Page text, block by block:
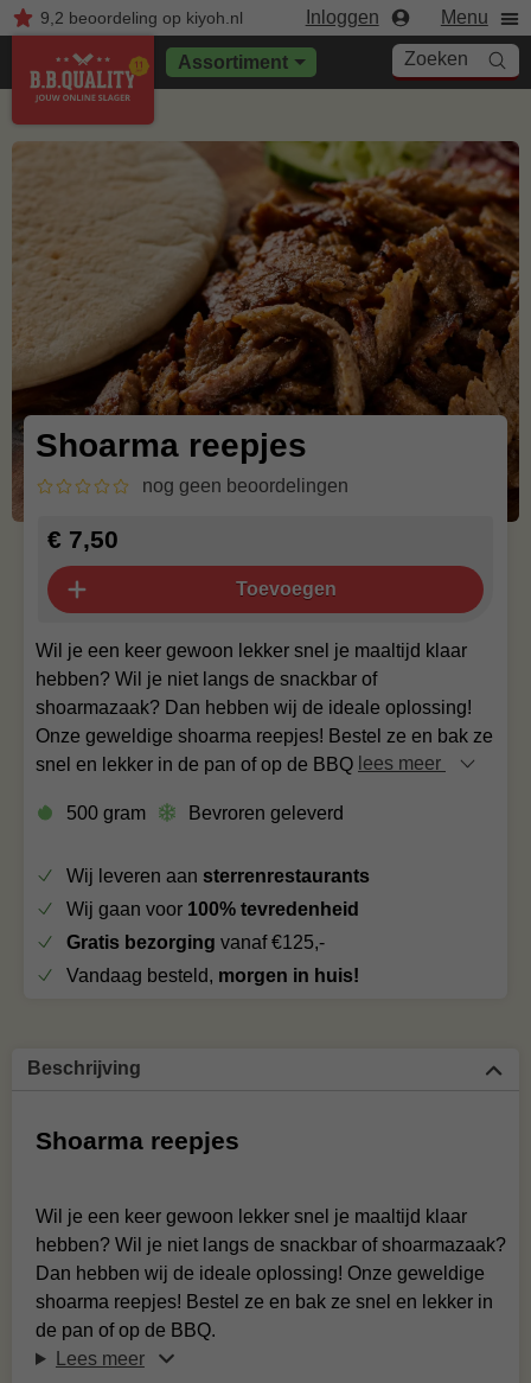
9,2 beoordelingop kiyoh.nl Inloggen Menu
Assortiment Zoeken
Shoarma reepjes
nog geen beoordelingen
Wil je een keer gewoon lekker snel je maaltijd klaar
hebben? Wil je niet langs de snackbar of
shoarmazaak? Dan hebben wij de ideale oplossing!
Onze geweldige shoarma reepjes! Bestel ze en bak ze
snel en lekker in de pan of op de BBQ lees meer
500 gram Bevroren geleverd
€ 7,50
Toevoegen
Wij leveren aan sterrenrestaurants
Wij gaan voor 100% tevredenheid
Gratis bezorging vanaf €125,-
Vandaag besteld, morgen in huis!
Beschrijving
Shoarma reepjes
Wil je een keer gewoon lekker snel je maaltijd klaar
hebben? Wil je niet langs de snackbar of shoarmazaak?
Dan hebben wij de ideale oplossing! Onze geweldige
shoarma reepjes! Bestel ze en bak ze snel en lekker in
de pan of op de BBQ.
Lees meer